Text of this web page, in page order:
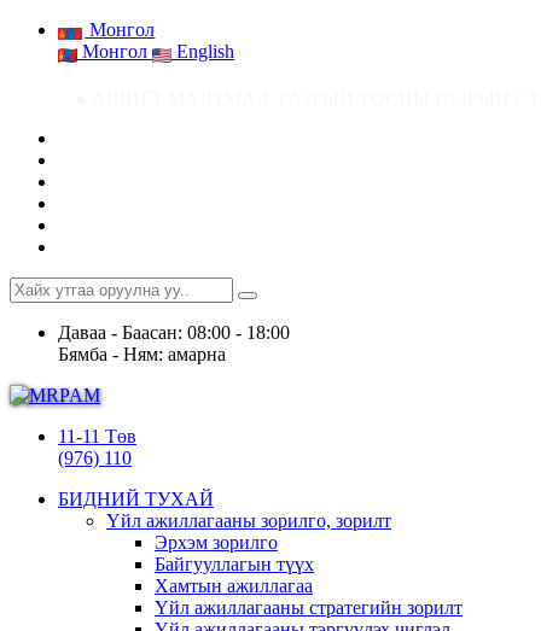
Монгол
Монгол
English
Даваа - Баасан: 08:00 - 18:00
Бямба - Ням: амарна
11-11 Төв
(976) 110
БИДНИЙ ТУХАЙ
Үйл ажиллагааны зорилго, зорилт
Эрхэм зорилго
Байгууллагын түүх
Хамтын ажиллагаа
Үйл ажиллагааны стратегийн зорилт